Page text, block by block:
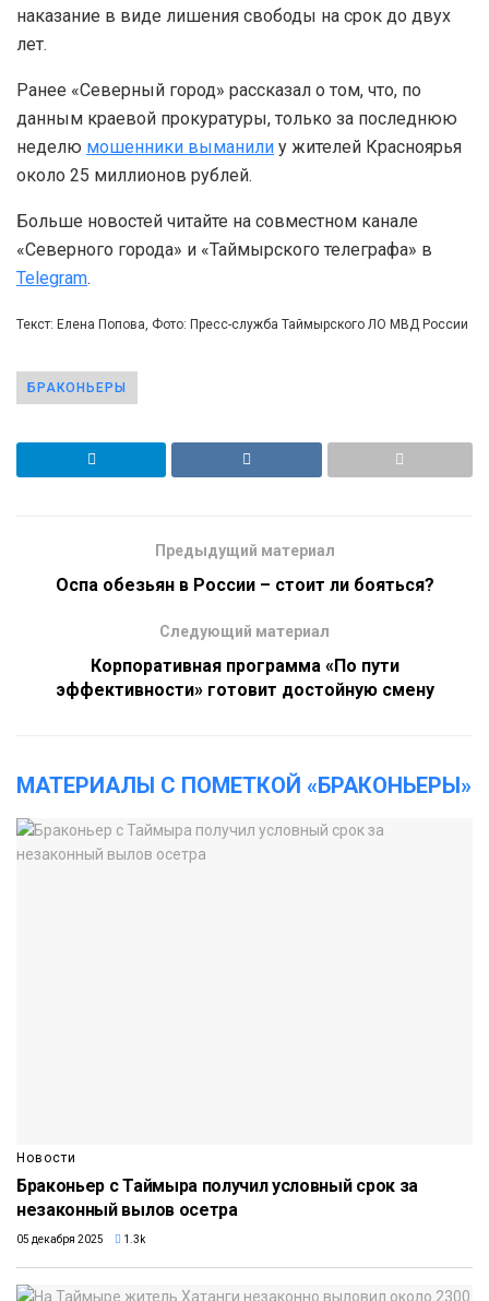
наказание в виде лишения свободы на срок до двух
лет.
Ранее «Северный город» рассказал о том, что, по
данным краевой прокуратуры, только за последнюю
неделю мошенники выманили у жителей Красноярья
около 25 миллионов рублей.
Больше новостей читайте на совместном канале
«Северного города» и «Таймырского телеграфа» в
Telegram.
Текст: Елена Попова, Фото: Пресс-служба Таймырского ЛО МВД России
БРАКОНЬЕРЫ
Предыдущий материал
Оспа обезьян в России – стоит ли бояться?
Следующий материал
Корпоративная программа «По пути
эффективности» готовит достойную смену
МАТЕРИАЛЫ С ПОМЕТКОЙ «БРАКОНЬЕРЫ»
Новости
Браконьер с Таймыра получил условный срок за
незаконный вылов осетра
05 декабря 2025 1.3k